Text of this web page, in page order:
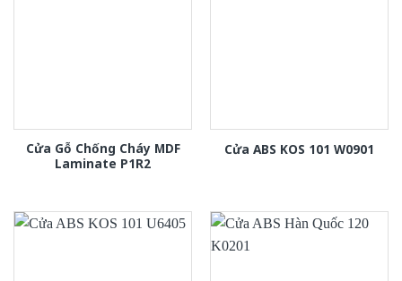
Cửa Gỗ Chống Cháy MDF
Laminate P1R2
Cửa ABS KOS 101 W0901